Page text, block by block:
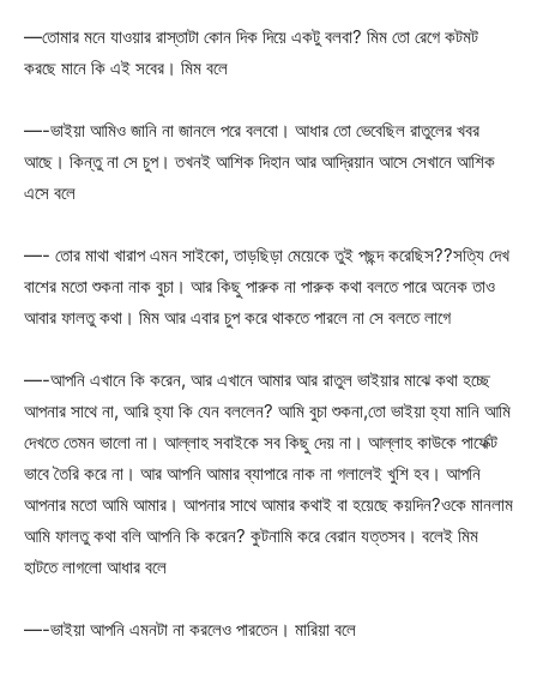
—তোমার মনে যাওয়ার রাস্তাটা কোন দিক দিয়ে একটু বলবা? মিম তো রেগে কটমট
করছে মানে কি এই সবের। মিম বলে
—-ভাইয়া আমিও জানি না জানলে পরে বলবো। আধার তো ভেবেছিল রাতুলের খবর
আছে। কিন্তু না সে চুপ। তখনই আশিক দিহান আর আদ্রিয়ান আসে সেখানে আশিক
এসে বলে
—- তোর মাথা খারাপ এমন সাইকো, তাড়ছিড়া মেয়েকে তুই পছন্দ করেছিস??সত্যি দেখ
বাশের মতো শুকনা নাক বুচা। আর কিছু পারুক না পারুক কথা বলতে পারে অনেক তাও
আবার ফালতু কথা। মিম আর এবার চুপ করে থাকতে পারলে না সে বলতে লাগে
—-আপনি এখানে কি করেন, আর এখানে আমার আর রাতুল ভাইয়ার মাঝে কথা হচ্ছে
আপনার সাথে না, আরি হ্যা কি যেন বললেন? আমি বুচা শুকনা,তো ভাইয়া হ্যা মানি আমি
দেখতে তেমন ভালো না। আল্লাহ সবাইকে সব কিছু দেয় না। আল্লাহ কাউকে পার্ফেক্ট
ভাবে তৈরি করে না। আর আপনি আমার ব্যাপারে নাক না গলালেই খুশি হব। আপনি
আপনার মতো আমি আমার। আপনার সাথে আমার কথাই বা হয়েছে কয়দিন?ওকে মানলাম
আমি ফালতু কথা বলি আপনি কি করেন? কুটনামি করে বেরান যত্তসব। বলেই মিম
হাটতে লাগলো আধার বলে
—-ভাইয়া আপনি এমনটা না করলেও পারতেন। মারিয়া বলে